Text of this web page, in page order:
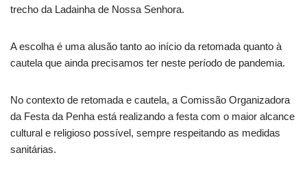
trecho da Ladainha de Nossa Senhora.
A escolha é uma alusão tanto ao início da retomada quanto à
cautela que ainda precisamos ter neste período de pandemia.
No contexto de retomada e cautela, a Comissão Organizadora
da Festa da Penha está realizando a festa com o maior alcance
cultural e religioso possível, sempre respeitando as medidas
sanitárias.